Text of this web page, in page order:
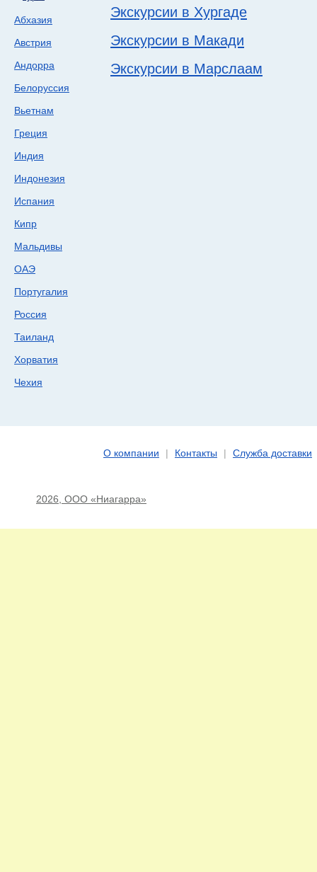
Абхазия
Австрия
Андорра
Белоруссия
Вьетнам
Греция
Индия
Индонезия
Испания
Кипр
Мальдивы
ОАЭ
Португалия
Россия
Таиланд
Хорватия
Чехия
Экскурсии в Хургаде
Экскурсии в Макади
Экскурсии в Марслаам
О компании Контакты Служба доставки
2026, ООО «Ниагарра»